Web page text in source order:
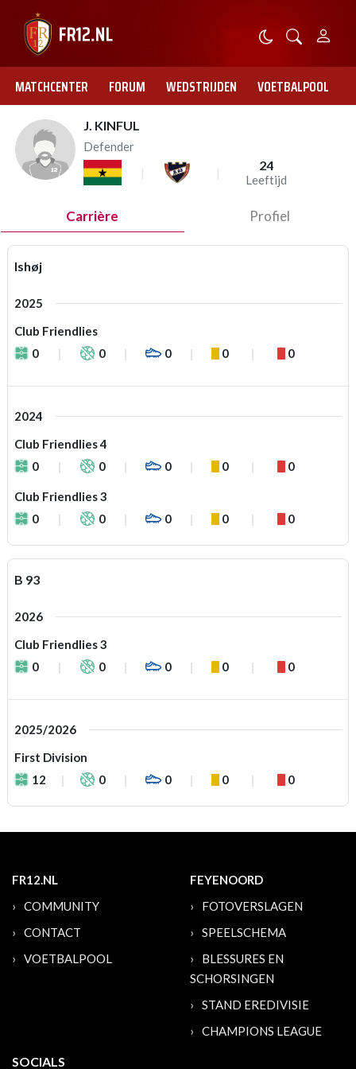
MATCHCENTER FORUM WEDSTRIJDEN VOETBALPOOL
J. KINFUL
Defender
24
Leeftijd
Carrière Profiel
Ishøj
2025
Club Friendlies
0
0 0 0 0
2024
Club Friendlies 4
0
0 0 0 0
Club Friendlies 3
0
0 0 0 0
B 93
2026
Club Friendlies 3
0
0 0 0 0
2025/2026
First Division
12
0 0 0 0
FR12.NL
COMMUNITY
CONTACT
VOETBALPOOL
FEYENOORD
FOTOVERSLAGEN
SPEELSCHEMA
BLESSURES EN
SCHORSINGEN
STAND EREDIVISIE
CHAMPIONS LEAGUE
SOCIALS